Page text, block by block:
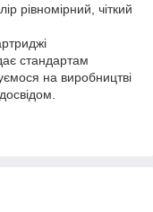
рівномірний, чіткий
стандартам
на виробництві